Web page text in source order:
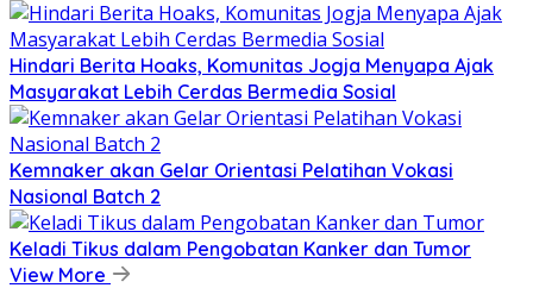
Hindari Berita Hoaks, Komunitas Jogja Menyapa Ajak
Masyarakat Lebih Cerdas Bermedia Sosial
Kemnaker akan Gelar Orientasi Pelatihan Vokasi
Nasional Batch 2
Keladi Tikus dalam Pengobatan Kanker dan Tumor
View More